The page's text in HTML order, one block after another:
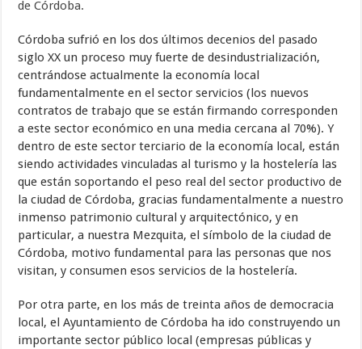
de Córdoba.
Córdoba sufrió en los dos últimos decenios del pasado
siglo XX un proceso muy fuerte de desindustrialización,
centrándose actualmente la economía local
fundamentalmente en el sector servicios (los nuevos
contratos de trabajo que se están firmando corresponden
a este sector económico en una media cercana al 70%). Y
dentro de este sector terciario de la economía local, están
siendo actividades vinculadas al turismo y la hostelería las
que están soportando el peso real del sector productivo de
la ciudad de Córdoba, gracias fundamentalmente a nuestro
inmenso patrimonio cultural y arquitectónico, y en
particular, a nuestra Mezquita, el símbolo de la ciudad de
Córdoba, motivo fundamental para las personas que nos
visitan, y consumen esos servicios de la hostelería.
Por otra parte, en los más de treinta años de democracia
local, el Ayuntamiento de Córdoba ha ido construyendo un
importante sector público local (empresas públicas y